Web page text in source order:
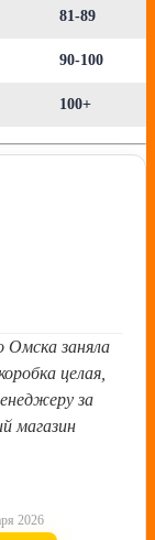
81-89
90-100
100+
Омска заняла
целая,
за
магазин
2026